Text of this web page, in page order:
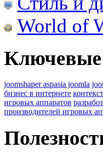
World of
Ключевые
joomshaper aspasia joomla
бизнес в интернете
игровых аппаратов
производителей игровых